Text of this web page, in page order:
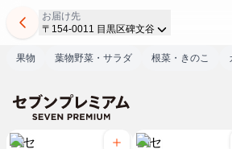
お届け先
〒154-0011 目黒区碑文谷
果物 葉物野菜・サラダ 根菜・きのこ